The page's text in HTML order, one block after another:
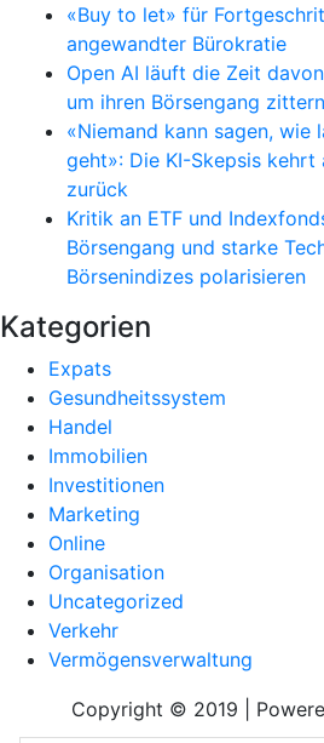
«Buy to let» für
angewandter Bürokratie
Open AI läuft die Zeit
um ihren Börsengang zittern
«Niemand kann sagen, wie
geht»: Die KI-Skepsis kehrt
zurück
Kritik an ETF und
Börsengang und starke
Börsenindizes polarisieren
Kategorien
Expats
Gesundheitssystem
Handel
Immobilien
Investitionen
Marketing
Online
Organisation
Uncategorized
Verkehr
Vermögensverwaltung
Copyright © 2019 |